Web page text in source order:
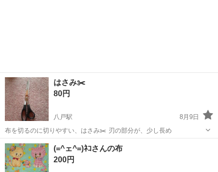
はさみ✂️
80円
八戸駅
8月9日
布を切るのに切りやすい、はさみ✂️ 刃の部分が、少し長め
青森 八戸市 その他
(=^ェ^=)ﾈｺさんの布
200円